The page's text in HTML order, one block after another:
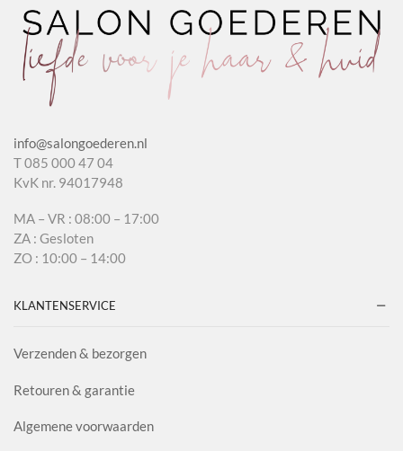
info@salongoederen.nl
T 085 000 47 04
KvK nr. 94017948
MA – VR : 08:00 – 17:00
ZA : Gesloten
ZO : 10:00 – 14:00
KLANTENSERVICE
Verzenden & bezorgen
Retouren & garantie
Algemene voorwaarden